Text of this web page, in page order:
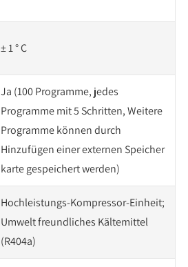
± 1 ° C
Ja (100 Programme, jedes
Programme mit 5 Schritten, Weitere
Programme können durch
Hinzufügen einer externen Speicher
karte gespeichert werden)
Hochleistungs-Kompressor-Einheit;
Umwelt freundliches Kältemittel
(R404a)